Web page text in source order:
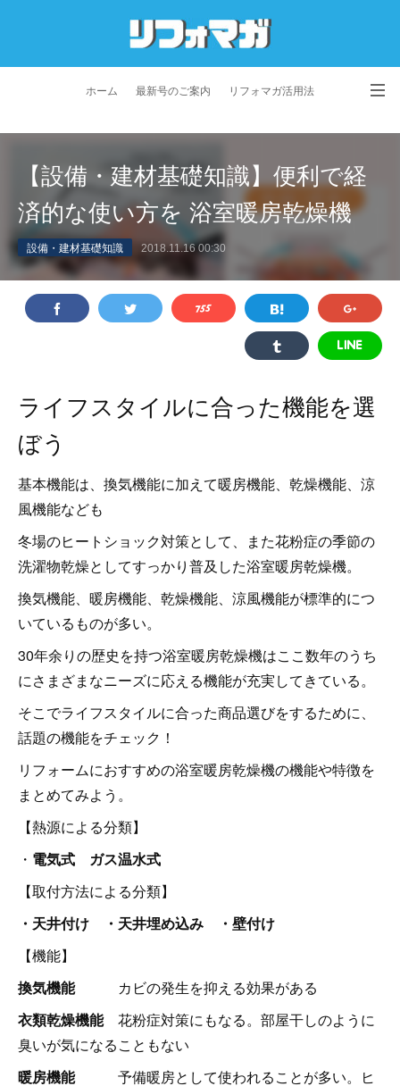
ホーム 最新号のご案内 リフォマガ活用法
プライバシーポリシー 利用規約 会社概要
【設備・建材基礎知識】便利で経
済的な使い方を 浴室暖房乾燥機
設備・建材基礎知識 2018.11.16 00:30
ライフスタイルに合った機能を選
ぼう
基本機能は、換気機能に加えて暖房機能、乾燥機能、涼
風機能なども
冬場のヒートショック対策として、また花粉症の季節の
洗濯物乾燥としてすっかり普及した浴室暖房乾燥機。
換気機能、暖房機能、乾燥機能、涼風機能が標準的につ
いているものが多い。
30年余りの歴史を持つ浴室暖房乾燥機はここ数年のうち
にさまざまなニーズに応える機能が充実してきている。
そこでライフスタイルに合った商品選びをするために、
話題の機能をチェック！
リフォームにおすすめの浴室暖房乾燥機の機能や特徴を
まとめてみよう。
【熱源による分類】
・ 電気式 ガス温水式
【取付方法による分類】
・天井付け ・天井埋め込み ・壁付け
【機能】
換気機能カビの発生を抑える効果がある
衣類乾燥機能花粉症対策にもなる。部屋干しのように
臭いが気になることもない
暖房機能予備暖房として使われることが多い。ヒ